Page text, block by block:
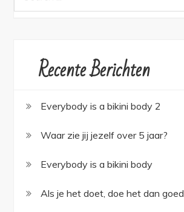
Recente Berichten
Everybody is a bikini body 2
Waar zie jij jezelf over 5 jaar?
Everybody is a bikini body
Als je het doet, doe het dan goed